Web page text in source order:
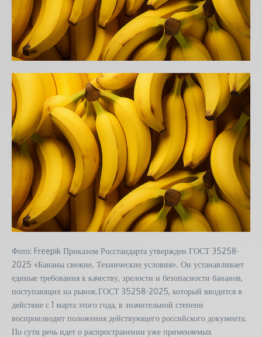
Фото: Freepik Приказом Росстандарта утвержден ГОСТ 35258-
2025 «Бананы свежие. Технические условия». Он устанавливает
единые требования к качеству, зрелости и безопасности бананов,
поступающих на рынок.ГОСТ 35258-2025, который вводится в
действие с 1 марта этого года, в значительной степени
воспроизводит положения действующего российского документа.
По сути речь идет о распространении уже применяемых